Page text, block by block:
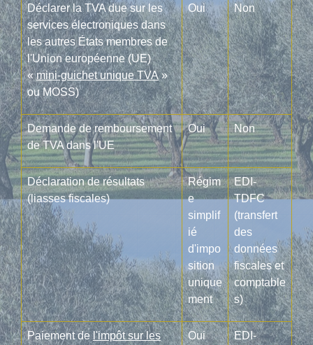
Déclarer la TVA due sur les
services électroniques dans
les autres États membres de
l'Union européenne (UE)
«mini-guichet unique TVA»
ou MOSS)
Oui Non
Demande de remboursement
de TVA dans l'UE
Oui Non
Déclaration de résultats
(liasses fiscales)
Régim
e
simplif
ié
d'impo
sition
unique
ment
EDI-
TDFC
(transfert
des
données
fiscales et
comptable
s)
Paiement del'impôt sur les
Oui
EDI-